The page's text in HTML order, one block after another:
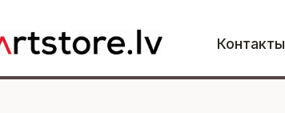
Контакты